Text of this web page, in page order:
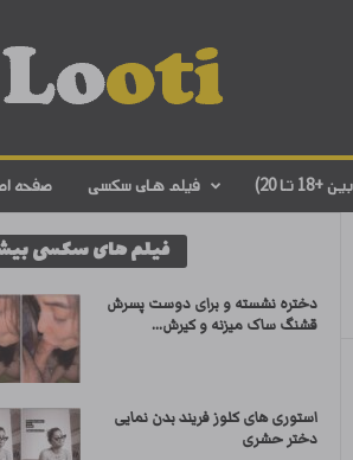
صفحه فیلم های سکسی تا 20)
فیلم های سکسی
دختره نشسته و برای دوست پسرش
قشنگ ساک میزنه و کیرش...
استوری های کلوز فریند بدن نمایی
دختر حشری